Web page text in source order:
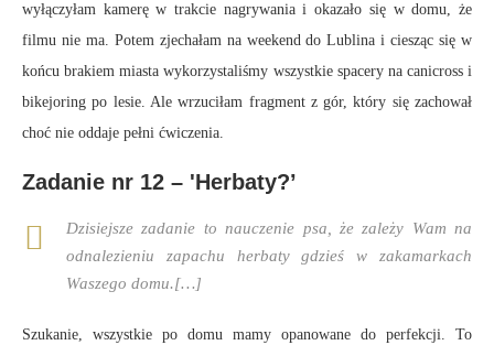
wyłączyłam kamerę w trakcie nagrywania i okazało się w domu, że
filmu nie ma. Potem zjechałam na weekend do Lublina i ciesząc się w
końcu brakiem miasta wykorzystaliśmy wszystkie spacery na canicross i
bikejoring po lesie. Ale wrzuciłam fragment z gór, który się zachował
choć nie oddaje pełni ćwiczenia.
Zadanie nr 12 – 'Herbaty?’
Dzisiejsze zadanie to nauczenie psa, że zależy Wam na
odnalezieniu zapachu herbaty gdzieś w zakamarkach
Waszego domu.[…]
Szukanie, wszystkie po domu mamy opanowane do perfekcji. To